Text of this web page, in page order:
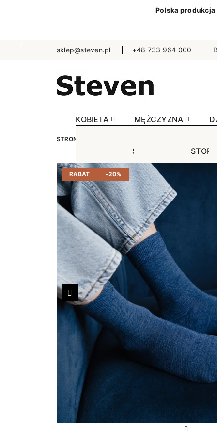
Polska produkcja
sklep@steven.pl +48 733 964 000
KOBIETA
STOPKI
Jednokolorowe
Niewidoczne
Wzorowane
Bezuciskowe
Sportowe
Antypoślizgowe
Ciepłe
RAJSTOPY
Ciepłe
MĘŻCZYZNA
STOPKI
STRONA GŁÓWNA
RABAT -20%
Poprzedni